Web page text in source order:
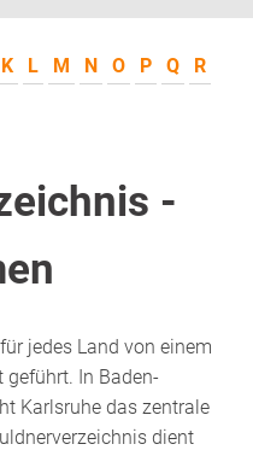
K L M N O P Q
R
-
jedes Land von einem
In Baden-
Karlsruhe das zentrale
dient